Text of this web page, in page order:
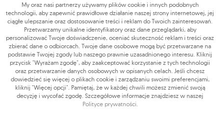
My oraz nasi partnerzy używamy plików cookie i innych podobnych
technologii, aby zapewnić prawidłowe działanie naszej strony internetowej, jej
ciągłe ulepszanie oraz dostosowanie treści i reklam do Twoich zainteresowań.
Przetwarzamy unikalne identyfikatory oraz dane przeglądarki, aby
personalizować Twoje doświadczenie, oceniać skuteczność reklam i treści oraz
zbierać dane o odbiorcach. Twoje dane osobowe mogą być przetwarzane na
podstawie Twojej zgody lub naszego prawnie uzasadnionego interesu. Kliknij
przycisk "Wyrażam zgodę", aby zaakceptować korzystanie z tych technologii
oraz przetwarzanie danych osobowych w opisanych celach. Jeśli chcesz
dowiedzieć się więcej o plikach cookie i zarządzaniu swoimi preferencjami,
kliknij "Więcej opcji". Pamiętaj, że w każdej chwili możesz zmienić swoją
decyzję i wycofać zgodę. Szczegółowe informacje znajdziesz w naszej
Polityce prywatności.